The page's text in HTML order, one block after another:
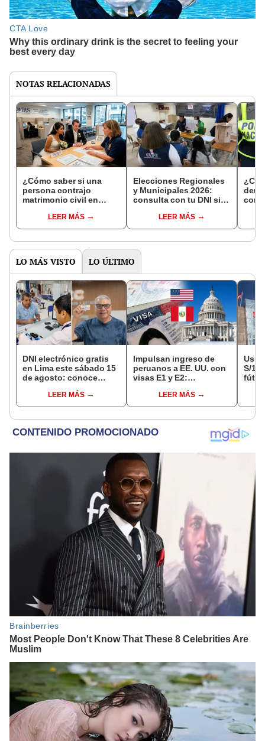
NOTAS RELACIONADAS
¿Cómo saber si una
persona contrajo
matrimonio civil en
LEER MÁS
Elecciones Regionales
y Municipales 2026:
consulta con tu DNI si
de mesa para este 4 de
octubre en el link oficial
LEER MÁS
con
LO MÁS VISTO LO ÚLTIMO
DNI electrónico gratis
en Lima este sábado 15
de agosto: conoce
acceder y qué
requisitos deben
LEER MÁS
Impulsan ingreso de
peruanos a EE. UU. con
visas E1 y E2:
pymes serían los más
beneficiados
LEER MÁS
S/